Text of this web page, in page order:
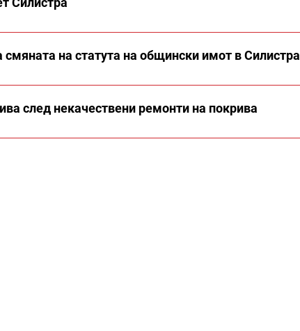
на статута на общински имот в Силистра
след некачествени ремонти на покрива